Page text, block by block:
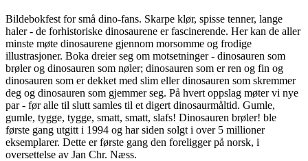
Bildebokfest for små dino-fans. Skarpe klør, spisse tenner, lange
haler - de forhistoriske dinosaurene er fascinerende. Her kan de aller
minste møte dinosaurene gjennom morsomme og frodige
illustrasjoner. Boka dreier seg om motsetninger - dinosauren som
brøler og dinosauren som nøler; dinosauren som er ren og fin og
dinosauren som er dekket med slim eller dinosauren som skremmer
deg og dinosauren som gjemmer seg. På hvert oppslag møter vi nye
par - før alle til slutt samles til et digert dinosaurmåltid. Gumle,
gumle, tygge, tygge, smatt, smatt, slafs! Dinosauren brøler! ble
første gang utgitt i 1994 og har siden solgt i over 5 millioner
eksemplarer. Dette er første gang den foreligger på norsk, i
oversettelse av Jan Chr. Næss.